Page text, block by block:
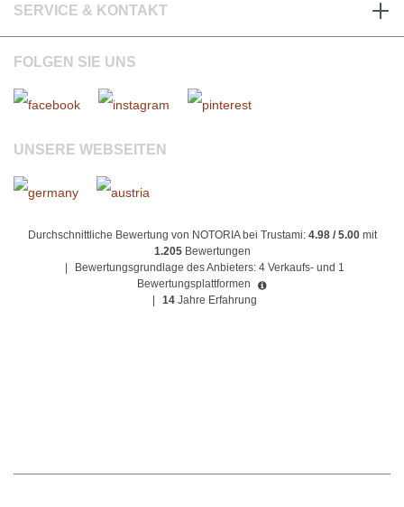
SERVICE & KONTAKT
FOLGEN SIE UNS
UNSERE WEBSEITEN
Durchschnittliche Bewertung von NOTORIA bei Trustami: 4.98 / 5.00mit
1.205 Bewertungen
Bewertungsgrundlage des Anbieters: 4 Verkaufs- und 1
Bewertungsplattformen
14 Jahre Erfahrung